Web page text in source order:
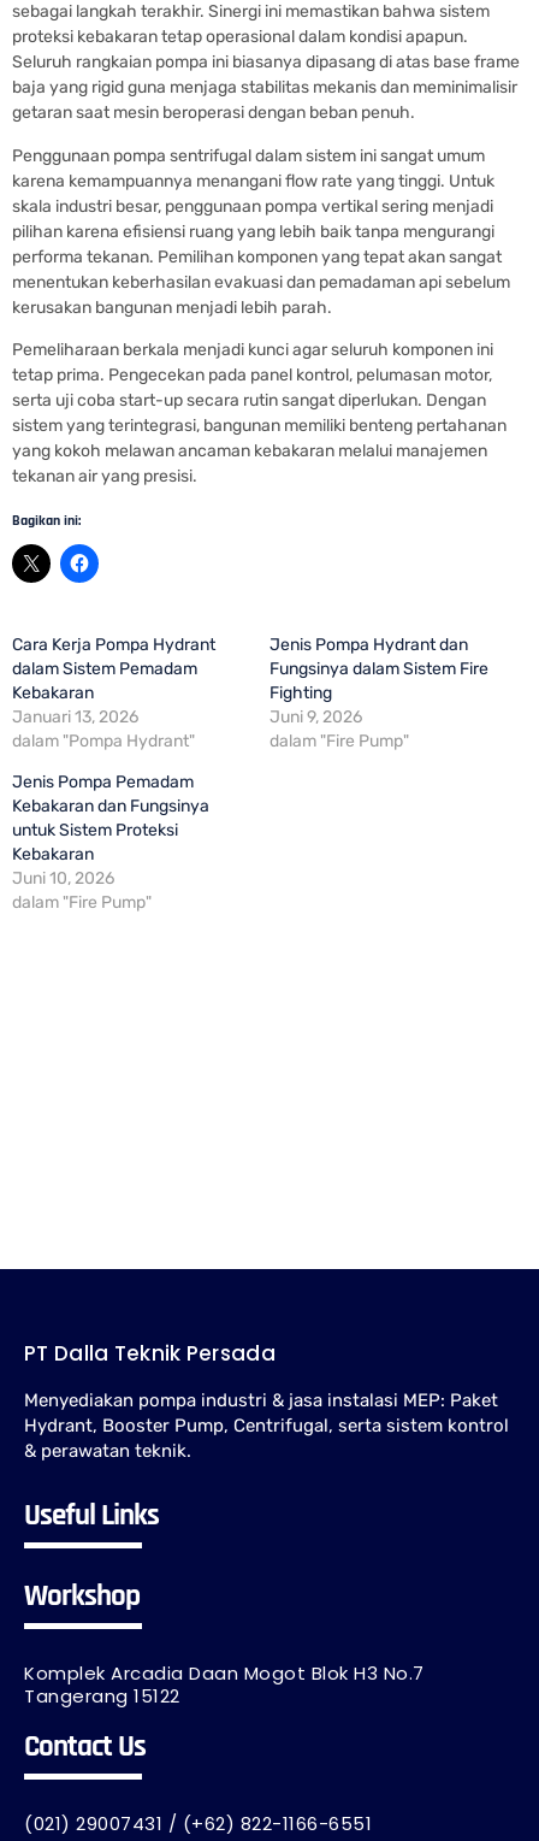
sebagai langkah terakhir. Sinergi ini memastikan bahwa sistem
proteksi kebakaran tetap operasional dalam kondisi apapun.
Seluruh rangkaian pompa ini biasanya dipasang di atas base frame
baja yang rigid guna menjaga stabilitas mekanis dan meminimalisir
getaran saat mesin beroperasi dengan beban penuh.
Penggunaan pompa sentrifugal dalam sistem ini sangat umum
karena kemampuannya menangani flow rate yang tinggi. Untuk
skala industri besar, penggunaan pompa vertikal sering menjadi
pilihan karena efisiensi ruang yang lebih baik tanpa mengurangi
performa tekanan. Pemilihan komponen yang tepat akan sangat
menentukan keberhasilan evakuasi dan pemadaman api sebelum
kerusakan bangunan menjadi lebih parah.
Pemeliharaan berkala menjadi kunci agar seluruh komponen ini
tetap prima. Pengecekan pada panel kontrol, pelumasan motor,
serta uji coba start-up secara rutin sangat diperlukan. Dengan
sistem yang terintegrasi, bangunan memiliki benteng pertahanan
yang kokoh melawan ancaman kebakaran melalui manajemen
tekanan air yang presisi.
Bagikan ini:
Cara Kerja Pompa Hydrant
dalam Sistem Pemadam
Kebakaran
Januari 13, 2026
dalam "Pompa Hydrant"
Jenis Pompa Hydrant dan
Fungsinya dalam Sistem Fire
Fighting
Juni 9, 2026
dalam "Fire Pump"
Jenis Pompa Pemadam
Kebakaran dan Fungsinya
untuk Sistem Proteksi
Kebakaran
Juni 10, 2026
dalam "Fire Pump"
PT Dalla Teknik Persada
Menyediakan pompa industri & jasa instalasi MEP: Paket
Hydrant, Booster Pump, Centrifugal, serta sistem kontrol
& perawatan teknik.
Useful Links
Workshop
Komplek Arcadia Daan Mogot Blok H3 No.7
Tangerang 15122
Contact Us
(021) 29007431 / (+62) 822-1166-6551